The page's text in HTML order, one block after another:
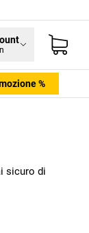
%
sicuro di